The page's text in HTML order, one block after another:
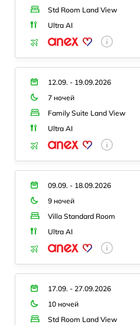
Std Room Land View
Ultra AI
12.09. - 19.09.2026
7 ночей
Family Suite Land View
Ultra AI
09.09. - 18.09.2026
9 ночей
Villa Standard Room
Ultra AI
17.09. - 27.09.2026
10 ночей
Std Room Land View